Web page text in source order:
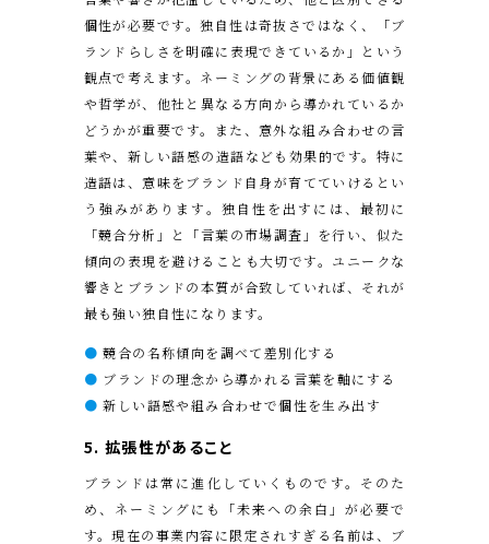
個性が必要です。独自性は奇抜さではなく、「ブ
ランドらしさを明確に表現できているか」という
観点で考えます。ネーミングの背景にある価値観
や哲学が、他社と異なる方向から導かれているか
どうかが重要です。また、意外な組み合わせの言
葉や、新しい語感の造語なども効果的です。特に
造語は、意味をブランド自身が育てていけるとい
う強みがあります。独自性を出すには、最初に
「競合分析」と「言葉の市場調査」を行い、似た
傾向の表現を避けることも大切です。ユニークな
響きとブランドの本質が合致していれば、それが
最も強い独自性になります。
● 競合の名称傾向を調べて差別化する
● ブランドの理念から導かれる言葉を軸にする
● 新しい語感や組み合わせで個性を生み出す
5. 拡張性があること
ブランドは常に進化していくものです。そのた
め、ネーミングにも「未来への余白」が必要で
す。現在の事業内容に限定されすぎる名前は、ブ